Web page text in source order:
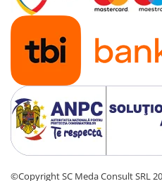
Baterii UPS
Accesorii UPS
Servere, Storage & NAS
Servere NAS
Servere
SSD enterprise
HDD enterprise
©Copyright SC Meda Consult SRL